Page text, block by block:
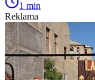
1 min
Reklama